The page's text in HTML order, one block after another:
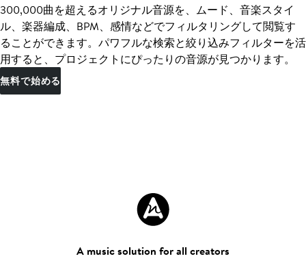
300,000曲を超えるオリジナル音源を、ムード、音楽スタイ
ル、楽器編成、BPM、感情などでフィルタリングして閲覧す
ることができます。パワフルな検索と絞り込みフィルターを活
用すると、プロジェクトにぴったりの音源が見つかります。
無料で始める
A music solution for all creators